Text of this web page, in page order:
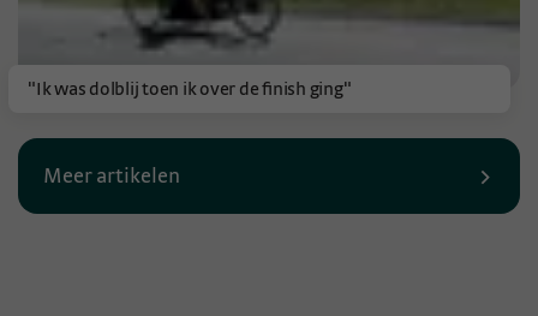
"Ik was dolblij toen ik over de finish ging"
Meer artikelen